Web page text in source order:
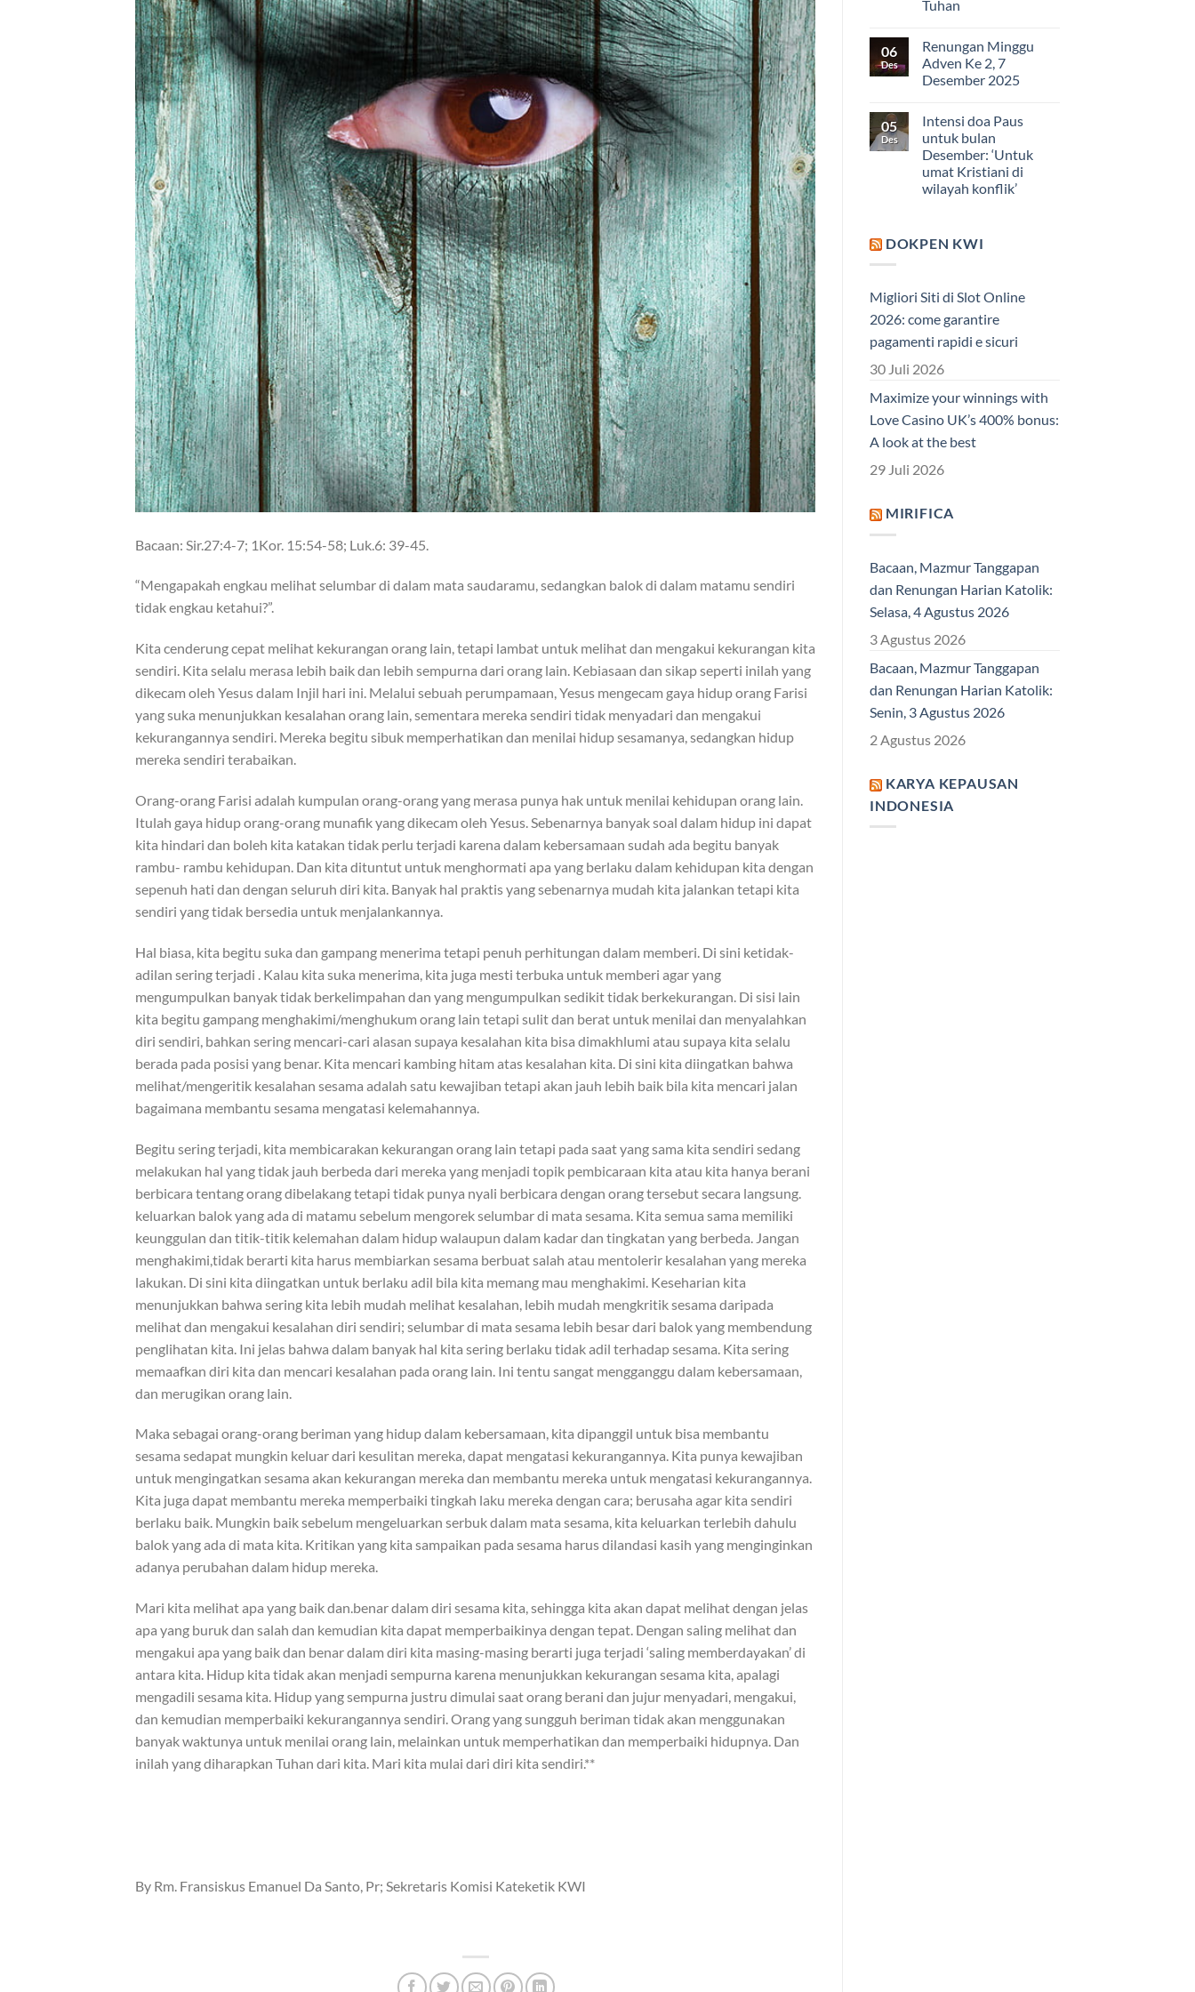
Bacaan: Sir.27:4-7; 1Kor. 15:54-58; Luk.6: 39-45.
“Mengapakah engkau melihat selumbar di dalam mata saudaramu, sedangkan balok di dalam matamu sendiri
tidak engkau ketahui?”.
Kita cenderung cepat melihat kekurangan orang lain, tetapi lambat untuk melihat dan mengakui kekurangan kita
sendiri. Kita selalu merasa lebih baik dan lebih sempurna dari orang lain. Kebiasaan dan sikap seperti inilah yang
dikecam oleh Yesus dalam Injil hari ini. Melalui sebuah perumpamaan, Yesus mengecam gaya hidup orang Farisi
yang suka menunjukkan kesalahan orang lain, sementara mereka sendiri tidak menyadari dan mengakui
kekurangannya sendiri. Mereka begitu sibuk memperhatikan dan menilai hidup sesamanya, sedangkan hidup
mereka sendiri terabaikan.
Orang-orang Farisi adalah kumpulan orang-orang yang merasa punya hak untuk menilai kehidupan orang lain.
Itulah gaya hidup orang-orang munafik yang dikecam oleh Yesus. Sebenarnya banyak soal dalam hidup ini dapat
kita hindari dan boleh kita katakan tidak perlu terjadi karena dalam kebersamaan sudah ada begitu banyak
rambu- rambu kehidupan. Dan kita dituntut untuk menghormati apa yang berlaku dalam kehidupan kita dengan
sepenuh hati dan dengan seluruh diri kita. Banyak hal praktis yang sebenarnya mudah kita jalankan tetapi kita
sendiri yang tidak bersedia untuk menjalankannya.
Hal biasa, kita begitu suka dan gampang menerima tetapi penuh perhitungan dalam memberi. Di sini ketidak-
adilan sering terjadi . Kalau kita suka menerima, kita juga mesti terbuka untuk memberi agar yang
mengumpulkan banyak tidak berkelimpahan dan yang mengumpulkan sedikit tidak berkekurangan. Di sisi lain
kita begitu gampang menghakimi/menghukum orang lain tetapi sulit dan berat untuk menilai dan menyalahkan
diri sendiri, bahkan sering mencari-cari alasan supaya kesalahan kita bisa dimakhlumi atau supaya kita selalu
berada pada posisi yang benar. Kita mencari kambing hitam atas kesalahan kita. Di sini kita diingatkan bahwa
melihat/mengeritik kesalahan sesama adalah satu kewajiban tetapi akan jauh lebih baik bila kita mencari jalan
bagaimana membantu sesama mengatasi kelemahannya.
Begitu sering terjadi, kita membicarakan kekurangan orang lain tetapi pada saat yang sama kita sendiri sedang
melakukan hal yang tidak jauh berbeda dari mereka yang menjadi topik pembicaraan kita atau kita hanya berani
berbicara tentang orang dibelakang tetapi tidak punya nyali berbicara dengan orang tersebut secara langsung.
keluarkan balok yang ada di matamu sebelum mengorek selumbar di mata sesama. Kita semua sama memiliki
keunggulan dan titik-titik kelemahan dalam hidup walaupun dalam kadar dan tingkatan yang berbeda. Jangan
menghakimi,tidak berarti kita harus membiarkan sesama berbuat salah atau mentolerir kesalahan yang mereka
lakukan. Di sini kita diingatkan untuk berlaku adil bila kita memang mau menghakimi. Keseharian kita
menunjukkan bahwa sering kita lebih mudah melihat kesalahan, lebih mudah mengkritik sesama daripada
melihat dan mengakui kesalahan diri sendiri; selumbar di mata sesama lebih besar dari balok yang membendung
penglihatan kita. Ini jelas bahwa dalam banyak hal kita sering berlaku tidak adil terhadap sesama. Kita sering
memaafkan diri kita dan mencari kesalahan pada orang lain. Ini tentu sangat mengganggu dalam kebersamaan,
dan merugikan orang lain.
Maka sebagai orang-orang beriman yang hidup dalam kebersamaan, kita dipanggil untuk bisa membantu
sesama sedapat mungkin keluar dari kesulitan mereka, dapat mengatasi kekurangannya. Kita punya kewajiban
untuk mengingatkan sesama akan kekurangan mereka dan membantu mereka untuk mengatasi kekurangannya.
Kita juga dapat membantu mereka memperbaiki tingkah laku mereka dengan cara; berusaha agar kita sendiri
berlaku baik. Mungkin baik sebelum mengeluarkan serbuk dalam mata sesama, kita keluarkan terlebih dahulu
balok yang ada di mata kita. Kritikan yang kita sampaikan pada sesama harus dilandasi kasih yang menginginkan
adanya perubahan dalam hidup mereka.
Mari kita melihat apa yang baik dan.benar dalam diri sesama kita, sehingga kita akan dapat melihat dengan jelas
apa yang buruk dan salah dan kemudian kita dapat memperbaikinya dengan tepat. Dengan saling melihat dan
mengakui apa yang baik dan benar dalam diri kita masing-masing berarti juga terjadi ‘saling memberdayakan’ di
antara kita. Hidup kita tidak akan menjadi sempurna karena menunjukkan kekurangan sesama kita, apalagi
mengadili sesama kita. Hidup yang sempurna justru dimulai saat orang berani dan jujur menyadari, mengakui,
dan kemudian memperbaiki kekurangannya sendiri. Orang yang sungguh beriman tidak akan menggunakan
banyak waktunya untuk menilai orang lain, melainkan untuk memperhatikan dan memperbaiki hidupnya. Dan
inilah yang diharapkan Tuhan dari kita. Mari kita mulai dari diri kita sendiri.**
By Rm. Fransiskus Emanuel Da Santo, Pr; Sekretaris Komisi Kateketik KWI
Tuhan
06
Des
Renungan Minggu
Adven Ke 2, 7
Desember 2025
05
Des
Intensi doa Paus
untuk bulan
Desember: ‘Untuk
umat Kristiani di
wilayah konflik’
DOKPEN KWI
Migliori Siti di Slot Online
2026: come garantire
pagamenti rapidi e sicuri
30 Juli 2026
Maximize your winnings with
Love Casino UK’s 400% bonus:
A look at the best
29 Juli 2026
MIRIFICA
Bacaan, Mazmur Tanggapan
dan Renungan Harian Katolik:
Selasa, 4 Agustus 2026
3 Agustus 2026
Bacaan, Mazmur Tanggapan
dan Renungan Harian Katolik:
Senin, 3 Agustus 2026
2 Agustus 2026
KARYA KEPAUSAN
INDONESIA